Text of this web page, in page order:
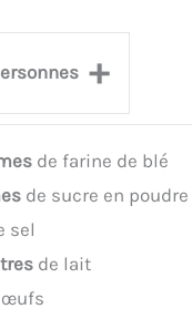
+
de farine de blé
de sucre en poudre
sel
de lait
œufs